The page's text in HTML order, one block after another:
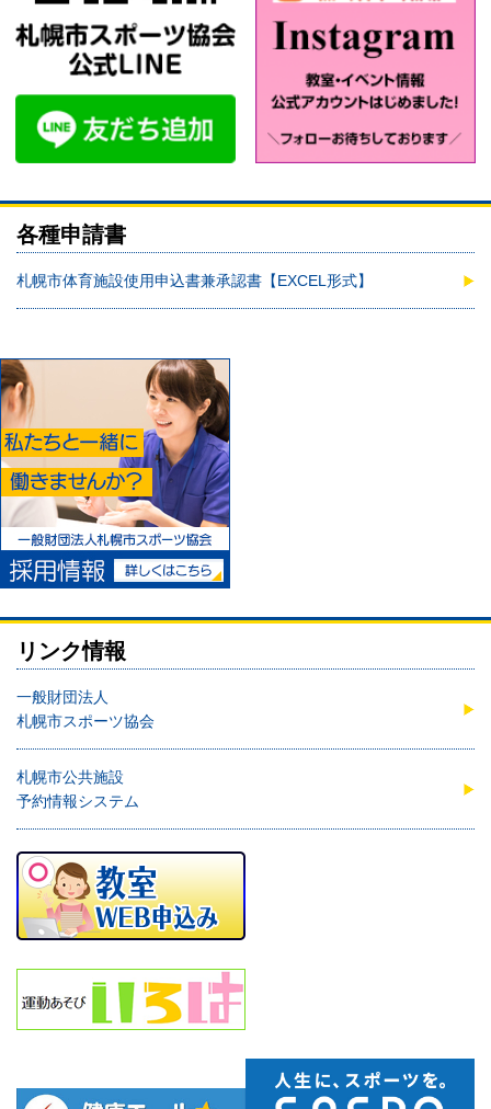
各種申請書
札幌市体育施設使用申込書兼承認書【EXCEL形式】
リンク情報
一般財団法人
札幌市スポーツ協会
札幌市公共施設
予約情報システム